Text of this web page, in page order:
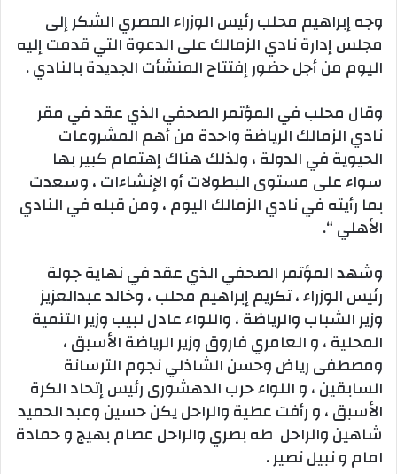
وجه إبراهيم محلب رئيس الوزراء المصري الشكر إلى
مجلس إدارة نادي الزمالك على الدعوة التي قدمت إليه
اليوم من أجل حضور إفتتاح المنشأت الجديدة بالنادي .
وقال محلب في المؤتمر الصحفي الذي عقد في مقر
نادي الزمالك الرياضة واحدة من أهم المشروعات
الحيوية في الدولة ، ولذلك هناك إهتمام كبير بها
سواء على مستوى البطولات أو الإنشاءات ، وسعدت
بما رأيته في نادي الزمالك اليوم ، ومن قبله في النادي
الأهلي “.
وشهد المؤتمر الصحفي الذي عقد في نهاية جولة
رئيس الوزراء ، تكريم إبراهيم محلب ، وخالد عبدالعزيز
وزير الشباب والرياضة ، واللواء عادل لبيب وزير التنمية
المحلية ، و العامري فاروق وزير الرياضة الأسبق ،
ومصطفى رياض وحسن الشاذلي نجوم الترسانة
السابقين ، و اللواء حرب الدهشورى رئيس إتحاد الكرة
الأسبق ، و رأفت عطية والراحل يكن حسين وعبد الحميد
شاهين والراحل طه بصري والراحل عصام بهيج و حمادة
امام و نبيل نصير .